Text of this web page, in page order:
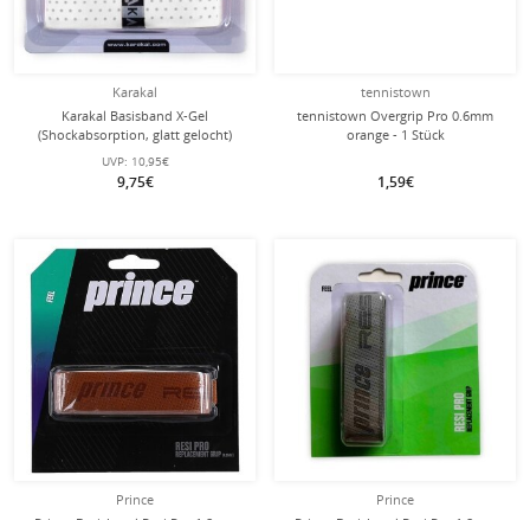
Karakal
Karakal Basisband X-Gel
(Shockabsorption, glatt gelocht)
2.2mm weiss
UVP: 10,95€
9,75€
tennistown
tennistown Overgrip Pro 0.6mm
orange - 1 Stück
1,59€
Prince
Prince